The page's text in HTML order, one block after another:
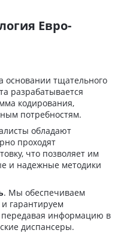
Евро-
основании тщательного
разрабатывается
кодирования,
потребностям.
обладают
проходят
что позволяет им
и надежные методики
. Мы обеспечиваем
гарантируем
информацию в
диспансеры.